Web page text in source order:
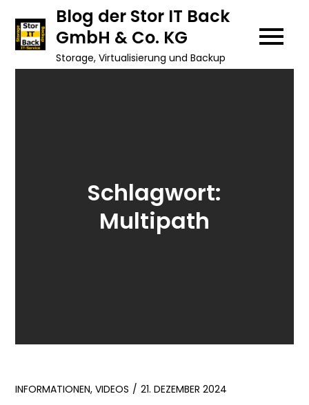
content
Blog der Stor IT Back
GmbH & Co. KG
Storage, Virtualisierung und Backup
Schlagwort:
Multipath
INFORMATIONEN,VIDEOS 21. DEZEMBER 2024